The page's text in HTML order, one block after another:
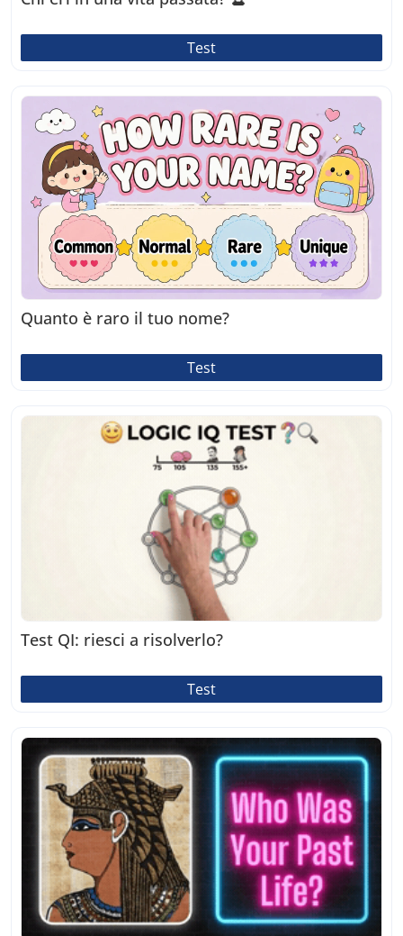
Test
Quanto è raro il tuo nome?
Test
Test QI: riesci a risolverlo?
Test